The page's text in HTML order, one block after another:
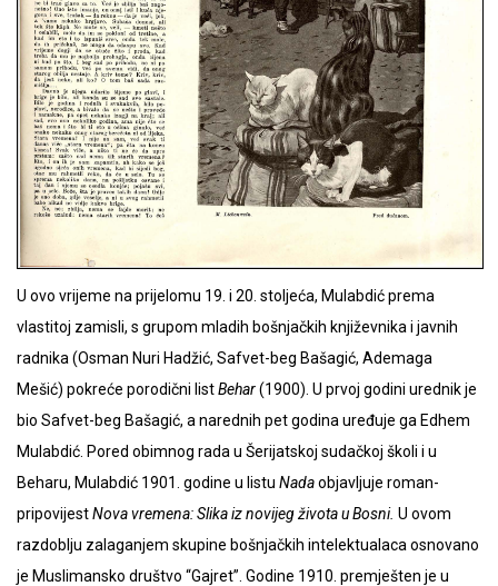
U ovo vrijeme na prijelomu 19. i 20. stoljeća, Mulabdić prema
vlastitoj zamisli, s grupom mladih bošnjačkih književnika i javnih
radnika (Osman Nuri Hadžić, Safvet-beg Bašagić, Ademaga
Mešić) pokreće porodični listBehar(1900). U prvoj godini urednik je
bio Safvet-beg Bašagić, a narednih pet godina uređuje ga Edhem
Mulabdić. Pored obimnog rada u Šerijatskoj sudačkoj školi i u
Beharu, Mulabdić 1901. godine u listu Nadaobjavljuje roman-
pripovijestNova vremena: Slika iz novijeg života u Bosni. U ovom
razdoblju zalaganjem skupine bošnjačkih intelektualaca osnovano
je Muslimansko društvo “Gajret”. Godine 1910. premješten je u